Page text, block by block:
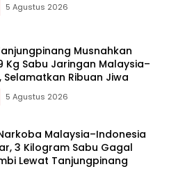
5 Agustus 2026
Musnahkan
Kg Sabu Jaringan Malaysia–
Selamatkan Ribuan Jiwa
5 Agustus 2026
Malaysia–Indonesia
3 Kilogram Sabu Gagal
Lewat Tanjungpinang